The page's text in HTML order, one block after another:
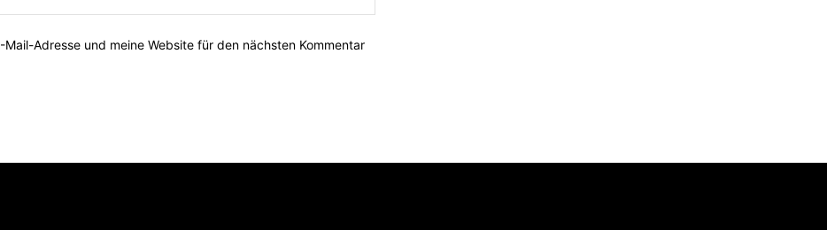
Adresse und meine Website für den nächsten Kommentar